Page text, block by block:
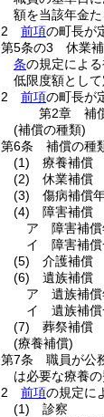
額を当該年金
2
前項の町長が
第5条の3
休業
条の規定によ
低限度額とし
2
前項の町長が
第2章
補
(補償の種類)
第6条
補償の種
(1)
療養補償
(2)
休業補償
(3)
傷病補償
(4)
障害補償
ア
障害補
イ
障害補
(5)
介護補償
(6)
遺族補償
ア
遺族補
イ
遺族補
(7)
葬祭補償
(療養補償)
第7条
職員が公
は必要な療養の
2
前項の規定に
(1)
診察